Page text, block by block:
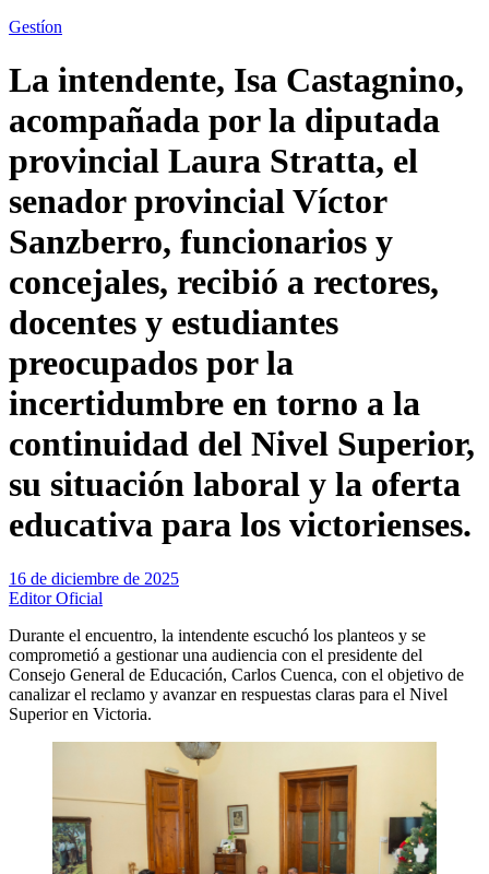
Gestíon
La intendente, Isa Castagnino,
acompañada por la diputada
provincial Laura Stratta, el
senador provincial Víctor
Sanzberro, funcionarios y
concejales, recibió a rectores,
docentes y estudiantes
preocupados por la
incertidumbre en torno a la
continuidad del Nivel Superior,
su situación laboral y la oferta
educativa para los victorienses.
16 de diciembre de 2025
Editor Oficial
Durante el encuentro, la intendente escuchó los planteos y se
comprometió a gestionar una audiencia con el presidente del
Consejo General de Educación, Carlos Cuenca, con el objetivo de
canalizar el reclamo y avanzar en respuestas claras para el Nivel
Superior en Victoria.